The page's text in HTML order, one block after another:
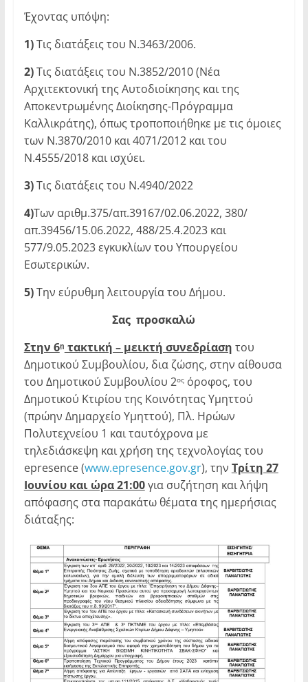
Έχοντας υπόψη:
1)Τις διατάξεις του Ν.3463/2006.
2)Τις διατάξεις του Ν.3852/2010 (Νέα
Αρχιτεκτονική της Αυτοδιοίκησης και της
Αποκεντρωμένης Διοίκησης-Πρόγραμμα
Καλλικράτης), όπως τροποποιήθηκε με τις όμοιες
των Ν.3870/2010 και 4071/2012 και του
Ν.4555/2018 και ισχύει.
3)Τις διατάξεις του Ν.4940/2022
4)Των αριθμ.375/απ.39167/02.06.2022, 380/
απ.39456/15.06.2022, 488/25.4.2023 και
577/9.05.2023 εγκυκλίων του Υπουργείου
Εσωτερικών.
5)Την εύρυθμη λειτουργία του Δήμου.
Σας προσκαλώ
Στην 6η τακτική – μεικτή συνεδρίαση του
Δημοτικού Συμβουλίου, δια ζώσης, στην αίθουσα
του Δημοτικού Συμβουλίου 2οςόροφος, του
Δημοτικού Κτιρίου της Κοινότητας Υμηττού
(πρώην Δημαρχείο Υμηττού), Πλ. Ηρώων
Πολυτεχνείου 1 και ταυτόχρονα με
τηλεδιάσκεψη και χρήση της τεχνολογίας του
epresence (www.epresence.gov.gr), την Τρίτη 27
Ιουνίου και ώρα 21:00για συζήτηση και λήψη
απόφασης στα παρακάτω θέματα της ημερήσιας
διάταξης: